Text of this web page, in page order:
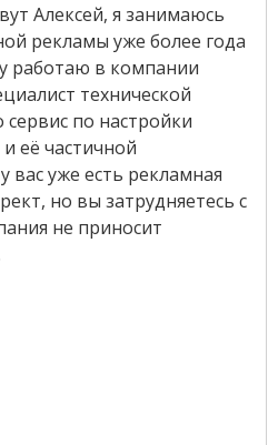
Алексей, я занимаюсь
рекламы уже более года
работаю в компании
технической
по настройки
её частичной
вас уже есть рекламная
но вы затрудняетесь с
не приносит